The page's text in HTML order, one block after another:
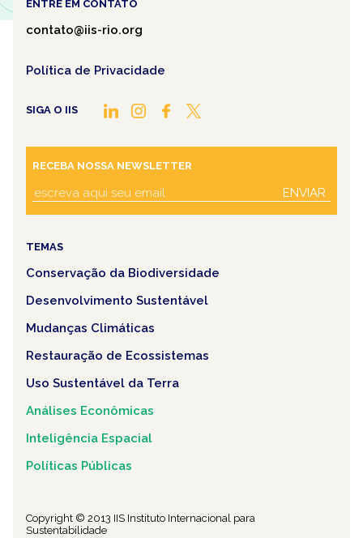
ENTRE EM CONTATO
contato@iis-rio.org
Política de Privacidade
SIGA O IIS
RECEBA NOSSA NEWSLETTER
ENVIAR
TEMAS
Conservação da Biodiversidade
Desenvolvimento Sustentável
Mudanças Climáticas
Restauração de Ecossistemas
Uso Sustentável da Terra
Análises Econômicas
Inteligência Espacial
Políticas Públicas
Copyright © 2013 IIS Instituto Internacional para
Sustentabilidade